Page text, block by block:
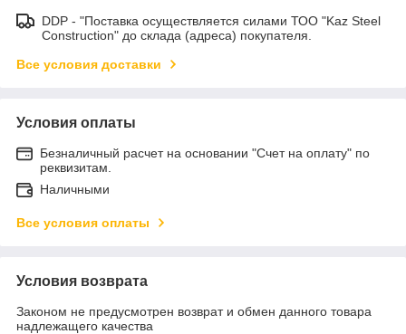
DDP - "Поставка осуществляется силами ТОО "Kaz Steel
Construction" до склада (адреса) покупателя.
Все условия доставки
Условия оплаты
Безналичный расчет на основании "Счет на оплату" по
реквизитам.
Наличными
Все условия оплаты
Условия возврата
Законом не предусмотрен возврат и обмен данного товара
надлежащего качества